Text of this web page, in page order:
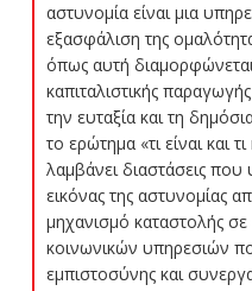
αστυνομία είναι μια
εξασφάλιση της
όπως αυτή
καπιταλιστικής
την ευταξία και τη
το ερώτημα «τι είναι και
λαμβάνει διαστάσεις
εικόνας της αστυνομίας
μηχανισμό καταστολής
κοινωνικών υπηρεσιών
εμπιστοσύνης και